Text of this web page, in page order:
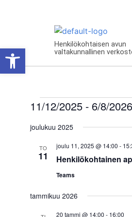
Henkilökohtaisen avun
valtakunnallinen
11/12/2025 - 6/8/2026
päivä.
joulukuu 2025
TO
11 Henkilökohtainen
joulu 11, 2025 @ 14:00 -
Teams
tammikuu 2026
20 tammi @ 14:00 - 16:00
Open toolbar